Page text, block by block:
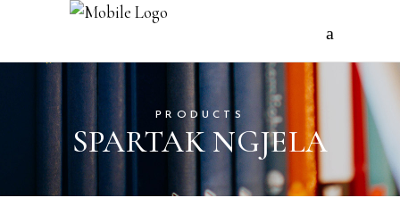
PRODUCTS
SPARTAK NGJELA